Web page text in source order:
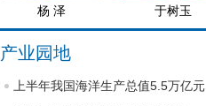
杨 泽 于树玉
产业园地
上半年我国海洋生产总值5.5万亿元